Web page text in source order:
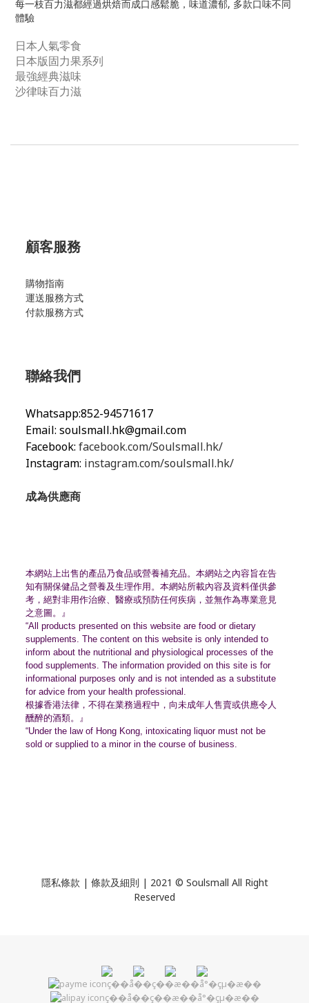
每一枝百力滋都經過烘焙而成口感鬆脆，味道濃郁, 多款口味不同
體驗
日本人氣零食
日本版固力果系列
最強經典滋味
沙律味百力滋
顧客服務
購物指南
運送服務方式
付款服務方式
聯絡我們
Whatsapp:852-94571617
Email: soulsmall.hk@gmail.com
Facebook: facebook.com/Soulsmall.hk/
Instagram: instagram.com/soulsmall.hk/
成為供應商
本網站上出售的產品乃食品或營養補充品。 本網站之內容旨在告
知有關保健品之營養及生理作用。 本網站所載內容及資料僅供參
考，絕對非用作治療、 醫療或預防任何疾病，並無作為專業意見
之意圖。』
“All products presented on this website are food or dietary
supplements. The content on this website is only intended to
inform about the nutritional and physiological processes of the
food supplements. The information provided on this site is for
informational purposes only and is not intended as a substitute
for advice from your health professional.
根據香港法律，不得在業務過程中， 向未成年人售賣或供應令人
醺醉的酒類。』
“Under the law of Hong Kong, intoxicating liquor must not be
sold or supplied to a minor in the course of business.
隱私條款 | 條款及細則 | 2021 © Soulsmall All Right
Reserved